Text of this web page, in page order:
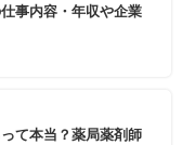
事内容・年収や企業
て本当？薬局薬剤師